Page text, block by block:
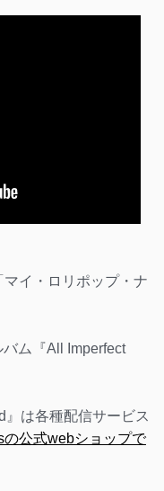
イ・ロリポップ・ナ
ム『All Imperfect
は各種配信サービス
の公式webショップで